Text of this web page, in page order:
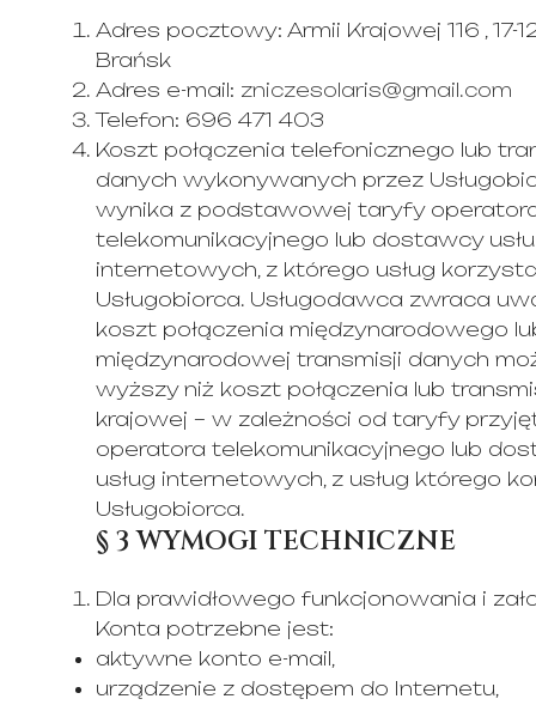
Adres pocztowy: Armii Krajowej 116 , 17-
Brańsk
Adres e-mail: zniczesolaris@gmail.com
Telefon: 696 471 403
Koszt połączenia telefonicznego lub
danych wykonywanych przez
wynika z podstawowej taryfy
telekomunikacyjnego lub dostawcy
internetowych, z którego usług
Usługobiorca. Usługodawca zwraca
koszt połączenia międzynarodowego
międzynarodowej transmisji danych
wyższy niż koszt połączenia lub
krajowej – w zależności od taryfy
operatora telekomunikacyjnego lub
usług internetowych, z usług którego
Usługobiorca.
§ 3 WYMOGI TECHNICZNE
Dla prawidłowego funkcjonowania i
Konta potrzebne jest:
aktywne konto e-mail,
urządzenie z dostępem do Internetu,